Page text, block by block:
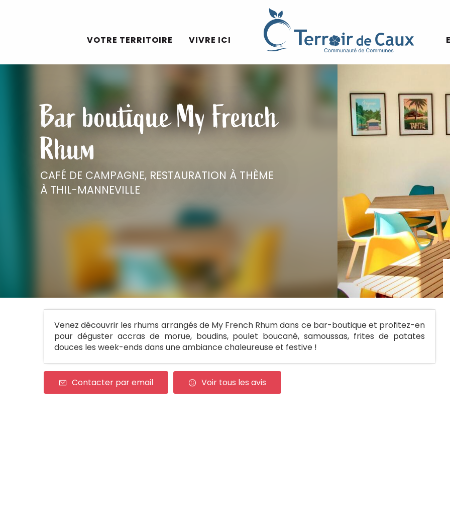
VOTRE TERRITOIRE VIVRE ICI
Bar boutique My French
Rhum
CAFÉ DE CAMPAGNE, RESTAURATION À THÈME
À THIL-MANNEVILLE
Venez découvrir les rhums arrangés de My French Rhum dans ce bar-boutique et profitez-en
pour déguster accras de morue, boudins, poulet boucané, samoussas, frites de patates
douces les week-ends dans une ambiance chaleureuse et festive !
Contacter par email Voir tous les avis